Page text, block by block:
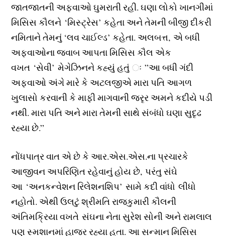
જાતજાતની અફવાઓ ઘુમરાતી રહી. ઘણા લોકો ખાનગીમાં
મિસિસ કૌલને ‘મિસ્ટ્રેસ’ કહેતા અને તેમની બીજી દીકરી
નમિતાને તેમનું ‘લવ ચાઈલ્ડ’ કહેતા. અલબત્ત, એ બધી
અફવાઓના જવાબ આપતા મિસિસ કૌલ એક
વખત ‘સેવી’ મેગેઝિનને કહ્યું હતું ઃ ”આ બધી ગંદી
અફવાઓ અંગે મારે કે અટલજીએ મારા પતિ આગળ
ખુલાસો કરવાની કે માફી માગવાની જરૃર અમને કદીયે પડી
નથી. મારા પતિ અને મારા તેમની સાથે સંબંધો ઘણા સુદૃઢ
રહ્યા છે.”
નોંધપાત્ર વાત એ છે કે આર.એસ.એસ.ના પ્રચારકે
આજીવન અપરિણિત રહેવાનું હોય છે, પરંતુ સંઘે
આ ‘અનકન્વેશન રિલેશનશિપ’ સામે કદી વાંધો લીધો
નહોતો. એથી ઉલટું શ્રીમતિ રાજકુમારી કૌલની
અંતિમક્રિયા વખતે સંઘના નેતા સુરેશ સોની અને રામલાલ
પણ સ્મશાનમાં હાજર રહ્યા હતા. આ સન્માન મિસિસ